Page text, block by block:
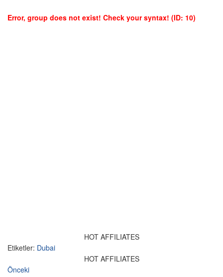
Error, group does not exist! Check your syntax! (ID: 10)
HOT AFFILIATES
Etiketler: Dubai
HOT AFFILIATES
Önceki